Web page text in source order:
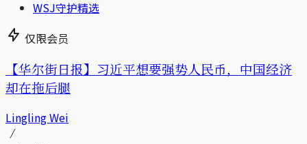
WSJ守护精选
仅限会员
【华尔街日报】习近平想要强势人民币，中国经济
却在拖后腿
Lingling Wei